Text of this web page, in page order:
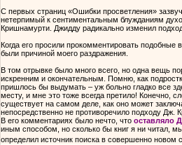
С первых страниц «Ошибки просветления»
нетерпимый к сентиментальным блужданиям
Кришнамурти. Джидду радикально изменил
Когда его просили прокомментировать
были причиной моего раздражения.
В том отрывке было много всего, но одна вещь
искренним и окончательным. Помню, как
пришлось бы выдумать – уж больно гладко все
месту, и мне это тоже всегда претило! Конечно,
существует на самом деле, как оно может
непосредственно не противоречило подходу Дж.
В его комментариях было нечто, что оставляло
иным способом, но сколько бы книг я ни читал,
определил источник поиска в совершенно новом